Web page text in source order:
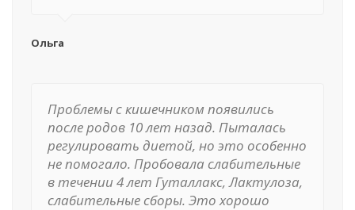
Ольга
Проблемы с кишечником появились
после родов 10 лет назад. Пыталась
регулировать диетой, но это особенно
не помогало. Пробовала слабительные
в течении 4 лет Гуталлакс, Лактулоза,
слабительные сборы. Это хорошо